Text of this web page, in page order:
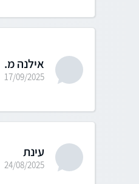
אילנה מ.
17/09/2025
עינת
24/08/2025